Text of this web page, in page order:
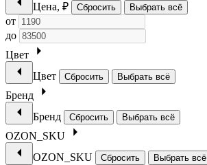
Цена, ₽
Сбросить Выбрать всё
от
до
Цвет
Цвет
Сбросить Выбрать всё
Бренд
Бренд
Сбросить Выбрать всё
OZON_SKU
OZON_SKU
Сбросить Выбрать всё